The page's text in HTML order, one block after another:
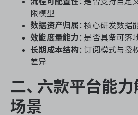
限模型
数据资产归属 ：核心研发数据
效能度量能力 ：是否具备可落
长期成本结构：订阅模式与授
差异
二、六款平台能
场景